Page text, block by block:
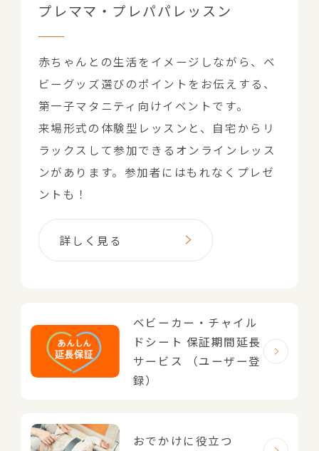
プレママ・プレパパレッスン
赤ちゃんとの生活をイメージしながら、ベ
ビーグッズ選びのポイントをお伝えする、
第一子マタニティ向けイベントです。
来場形式の体験型レッスンと、自宅からリ
ラックスして参加できるオンラインレッス
ンがあります。参加者にはもれなくプレゼ
ントも！
詳しく見る
ベビーカー・チャイル
ドシート 保証期間延長
サービス
（ユーザー登
録）
おでかけに役立つ